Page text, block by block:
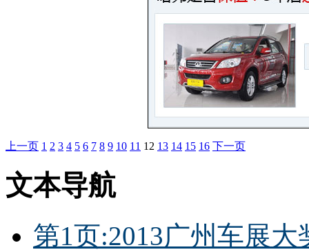
上一页 1 2 3 4 5 6 7 8 9 10 11 12 13 14 15 16 下一页
文本导航
第1页:2013广州车展大